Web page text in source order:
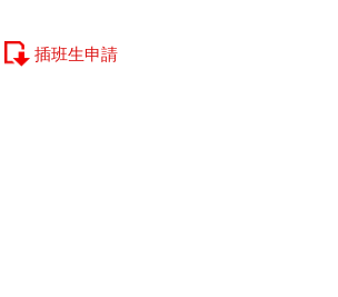
插班生申請